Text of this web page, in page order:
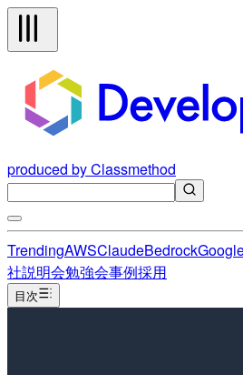
produced by Classmethod
TrendingAWSClaudeBedrock
社説明会勉強会事例採用
目次